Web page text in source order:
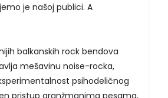
je našoj publici. A
balkanskih rock bendova
mešavinu noise-rocka,
psihodeličnog
pristup aranžmanima pesama,